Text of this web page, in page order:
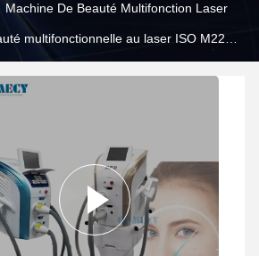
Machine De Beauté Multifonction Laser
multifonctionnelle au laser ISO M22